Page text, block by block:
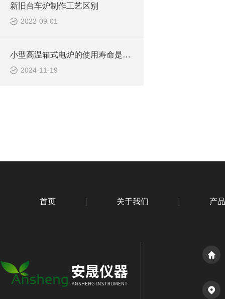
新旧台车炉制作工艺区别
2022-09-01
小型高温箱式电炉的使用寿命是多久啊
2024-11-19
首页 关于我们 产